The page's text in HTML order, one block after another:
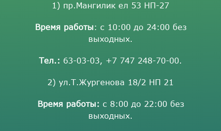
1) пр.Мангилик ел 53 НП-27
Время работы: с 10:00 до 24:00 без
выходных.
Тел.: 63-03-03, +7 747 248-70-00.
2) ул.Т.Жургенова 18/2 НП 21
Время работы: с 8:00 до 22:00 без
выходных.